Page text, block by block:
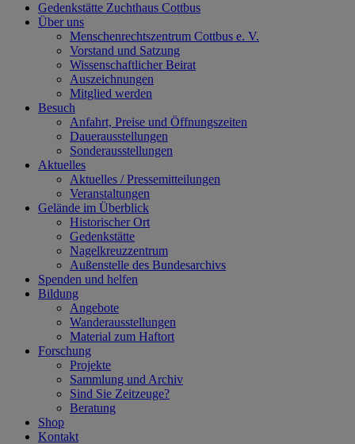
Gedenkstätte Zuchthaus Cottbus
Über uns
Menschenrechtszentrum Cottbus e. V.
Vorstand und Satzung
Wissenschaftlicher Beirat
Auszeichnungen
Mitglied werden
Besuch
Anfahrt, Preise und Öffnungszeiten
Dauerausstellungen
Sonderausstellungen
Aktuelles
Aktuelles / Pressemitteilungen
Veranstaltungen
Gelände im Überblick
Historischer Ort
Gedenkstätte
Nagelkreuzzentrum
Außenstelle des Bundesarchivs
Spenden und helfen
Bildung
Angebote
Wanderausstellungen
Material zum Haftort
Forschung
Projekte
Sammlung und Archiv
Sind Sie Zeitzeuge?
Beratung
Shop
Kontakt